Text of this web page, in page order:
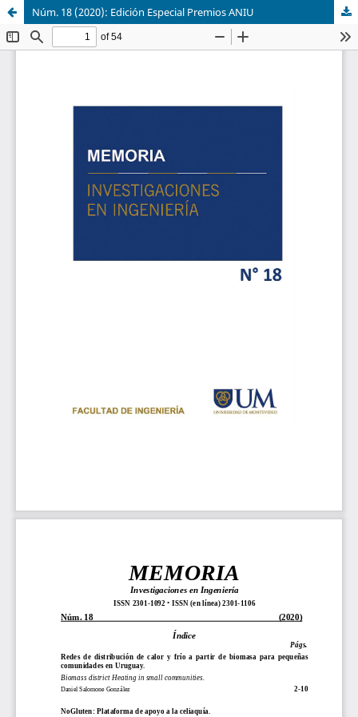
Núm. 18 (2020): Edición Especial Premios ANIU